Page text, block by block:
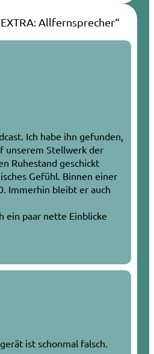
Allfernsprecher“
Ich habe ihn gefunden,
unserem Stellwerk der
Ruhestand geschickt
Gefühl. Binnen einer
Immerhin bleibt er auch
ein paar nette Einblicke
ist schonmal falsch.